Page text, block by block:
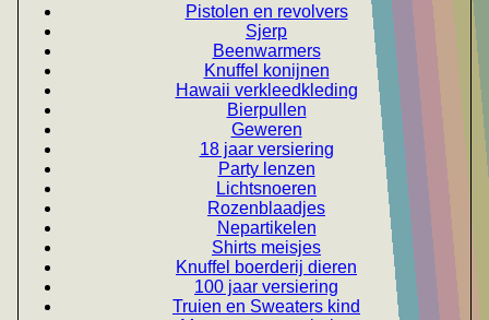
Pistolen en revolvers
Sjerp
Beenwarmers
Knuffel konijnen
Hawaii verkleedkleding
Bierpullen
Geweren
18 jaar versiering
Party lenzen
Lichtsnoeren
Rozenblaadjes
Nepartikelen
Shirts meisjes
Knuffel boerderij dieren
100 jaar versiering
Truien en Sweaters kind